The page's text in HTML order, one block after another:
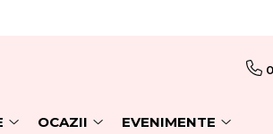
OCAZII EVENIMENTE